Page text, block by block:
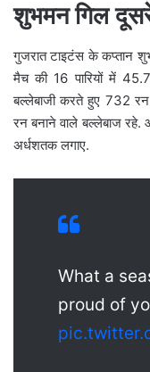
शुभमन गिल
गुजरात टाइटंस के कप्तान
मैच की 16 पारियों में
बल्लेबाजी करते हुए 732
रन बनाने वाले बल्लेबाज
अर्धशतक लगाए.
What a
proud of